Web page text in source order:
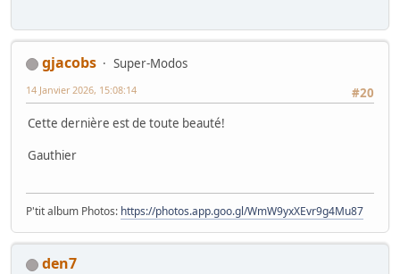
gjacobs
Super-Modos
#20
14 Janvier 2026, 15:08:14
Cette dernière est de toute beauté!
Gauthier
P'tit album Photos: https://photos.app.goo.gl/WmW9yxXEvr9g4Mu87
den7